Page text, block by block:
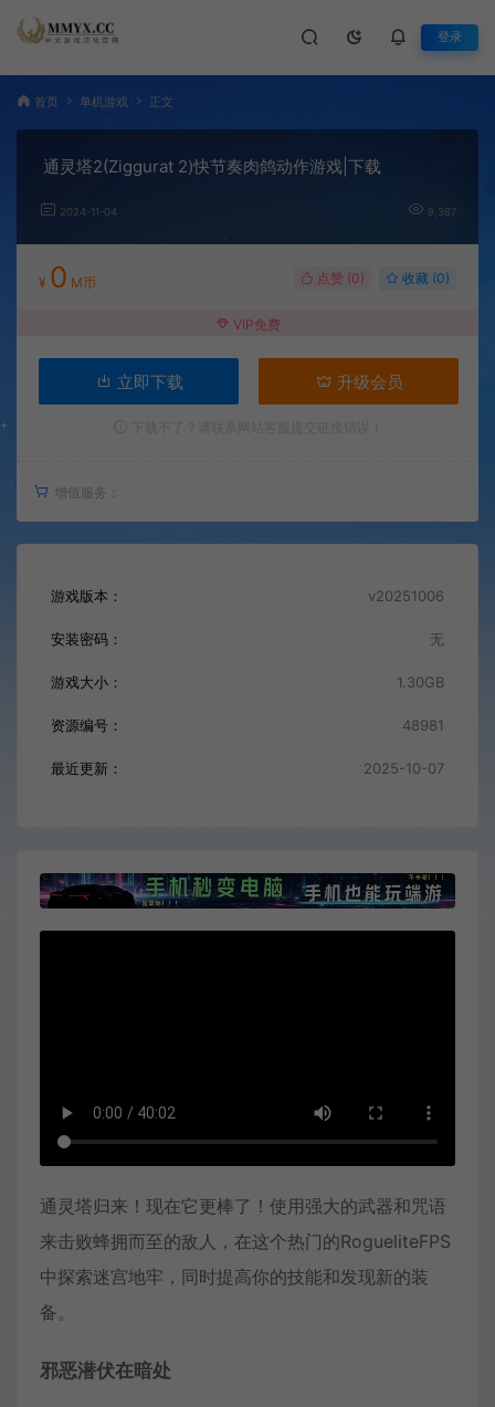
登录
首页 单机游戏 正文
通灵塔2(Ziggurat 2)快节奏肉鸽动作游戏|下载
2024-11-04 9,387
¥ 0 M币 点赞 (0) 收藏 (0)
VIP免费
立即下载 升级会员
增值服务：
游戏版本： v20251006
安装密码： 无
游戏大小： 1.30GB
资源编号： 48981
最近更新： 2025-10-07
通灵塔归来！现在它更棒了！使用强大的武器和咒语
来击败蜂拥而至的敌人，在这个热门的RogueliteFPS
中探索迷宫地牢，同时提高你的技能和发现新的装
备。
邪恶潜伏在暗处